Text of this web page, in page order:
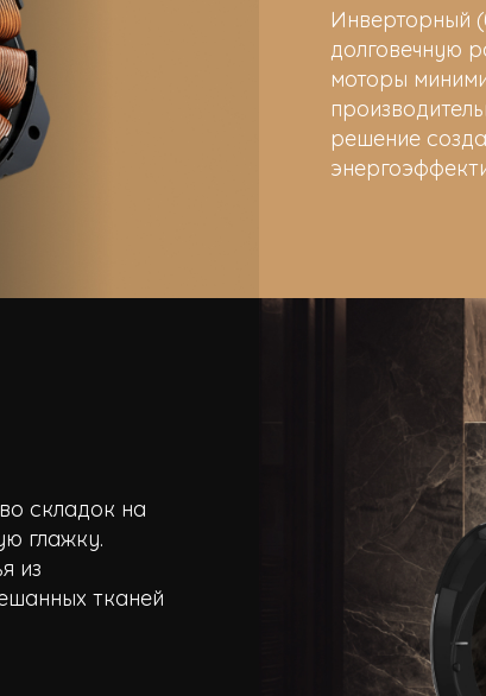
Инверторный
долговечную
моторы
решение
складок на
глажку.
из
тканей